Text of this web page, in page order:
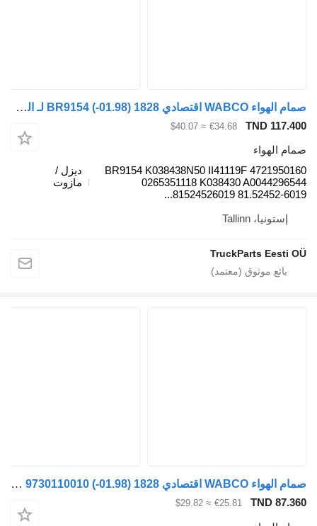
صمام الهواء WABCO اقتصادي 1828 (01.98-) BR9154 لـ السيارات القاطرة Mercedes-Benz Econic (1998-2014)
TND 117.400
€34.68
≈ $40.07
صمام الهواء
BR9154 K038438N50 II41119F 4721950160
0265351118 K038430 A0044296544
81524526019 81.52452-6019...
ديزل /
مازوت
إستونيا، Tallinn
TruckParts Eesti OÜ
صمام الهواء WABCO اقتصادي 1828 (01.98-) 9730110010 لـ السيارات القاطرة Mercedes-Benz Econic (1998-2014)
TND 87.360
€25.81
≈ $29.82